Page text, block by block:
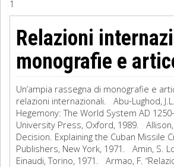
Filosofia
Matematica
Diritto
1
Relazioni
monografie e
Un’ampia rassegna di monografie e
relazioni internazionali. Abu-Lughod,
Hegemony: The World System AD
University Press, Oxford, 1989.
Decision. Explaining the Cuban Missile
Publishers, New York, 1971. Amin, S.
Einaudi, Torino, 1971. Armao, F.